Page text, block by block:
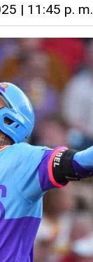
| 11:45 p. m.